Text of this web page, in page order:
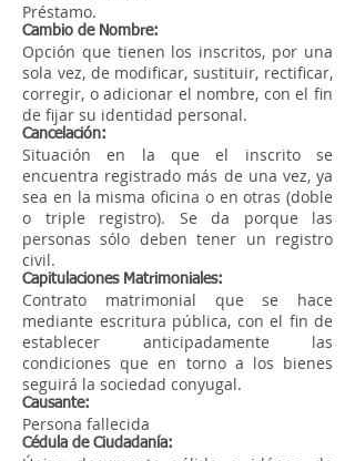
Préstamo.
Cambio de Nombre:
Opción que tienen los inscritos, por una
sola vez, de modificar, sustituir, rectificar,
corregir, o adicionar el nombre, con el fin
de fijar su identidad personal.
Cancelación:
Situación en la que el inscrito se
encuentra registrado más de una vez, ya
sea en la misma oficina o en otras (doble
o triple registro). Se da porque las
personas sólo deben tener un registro
civil.
Capitulaciones Matrimoniales:
Contrato matrimonial que se hace
mediante escritura pública, con el fin de
establecer anticipadamente las
condiciones que en torno a los bienes
seguirá la sociedad conyugal.
Causante:
Persona fallecida
Cédula de Ciudadanía: